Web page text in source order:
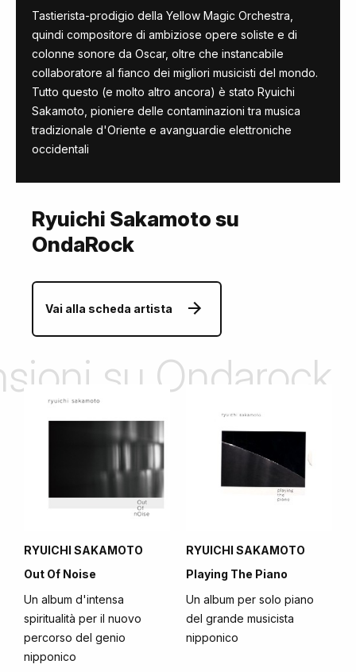
Tastierista-prodigio della Yellow Magic Orchestra,
quindi compositore di ambiziose opere soliste e di
colonne sonore da Oscar, oltre che instancabile
collaboratore al fianco dei migliori musicisti del mondo.
Tutto questo (e molto altro ancora) è stato Ryuichi
Sakamoto, pioniere delle contaminazioni tra musica
tradizionale d'Oriente e avanguardie elettroniche
occidentali
Ryuichi Sakamoto su
OndaRock
Vai alla scheda artista
su Ondarock
RYUICHI SAKAMOTO
Out Of Noise
Un album d'intensa
spiritualità per il nuovo
percorso del genio
nipponico
RYUICHI SAKAMOTO
Playing The Piano
Un album per solo piano
del grande musicista
nipponico